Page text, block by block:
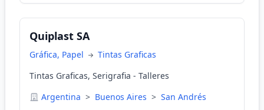
Quiplast SA
Gráfica, Papel
Tintas Graficas
Tintas Graficas, Serigrafia - Talleres
Argentina > Buenos Aires > San Andrés